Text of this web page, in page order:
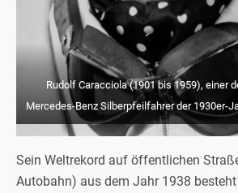
Rudolf Caracciola (1901 bis 1959), einer
Mercedes-Benz Silberpfeilfahrer der 1930er-
Sein Weltrekord auf öffentlichen
Autobahn) aus dem Jahr 1938